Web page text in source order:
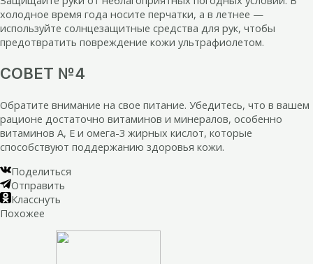
холодное время года носите перчатки, а в летнее —
используйте солнцезащитные средства для рук, чтобы
предотвратить повреждение кожи ультрафиолетом.
СОВЕТ №4
Обратите внимание на свое питание. Убедитесь, что в вашем
рационе достаточно витаминов и минералов, особенно
витаминов A, E и омега-3 жирных кислот, которые
способствуют поддержанию здоровья кожи.
Поделиться
Отправить
Класснуть
Похожее